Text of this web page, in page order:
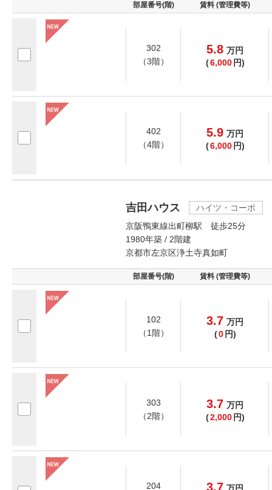
部屋番号(階) 賃料 (管理費等)
302
（3階）
5.8 万円
(6,000 円)
402
（4階）
5.9 万円
(6,000 円)
吉田ハウス
ハイツ・コーポ
京阪鴨東線出町柳駅 徒歩25分
1980年築 / 2階建
京都市左京区浄土寺真如町
部屋番号(階) 賃料 (管理費等)
102
（1階）
3.7 万円
(0 円)
303
（2階）
3.7 万円
(2,000 円)
204
3.7